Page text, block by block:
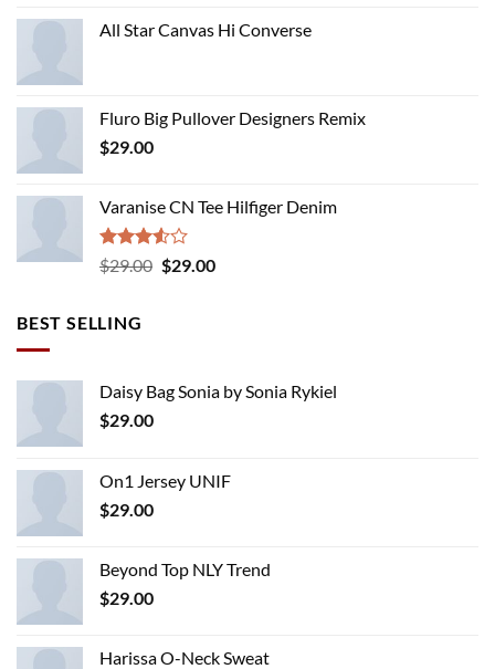
All Star Canvas Hi Converse
Fluro Big Pullover Designers Remix
$29.00
Varanise CN Tee Hilfiger Denim
Rated
3.50
$29.00 Original
$29.00Current
BEST SELLING
Daisy Bag Sonia by Sonia Rykiel
$29.00
On1 Jersey UNIF
$29.00
Beyond Top NLY Trend
$29.00
Harissa O-Neck Sweat